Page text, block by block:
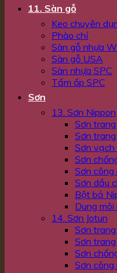
11. Sàn gỗ
Keo chuyên
Phào chỉ
Sàn gỗ nhựa
Sàn gỗ USA
Sàn nhựa SPC
Tấm ốp SPC
Sơn
13. Sơn Nippon
Sơn
Sơn
Sơn vạch
Sơn
Sơn công
Sơn dầu
Bột bả
Dung
14. Sơn Jotun
Sơn
Sơn
Sơn
Sơn công